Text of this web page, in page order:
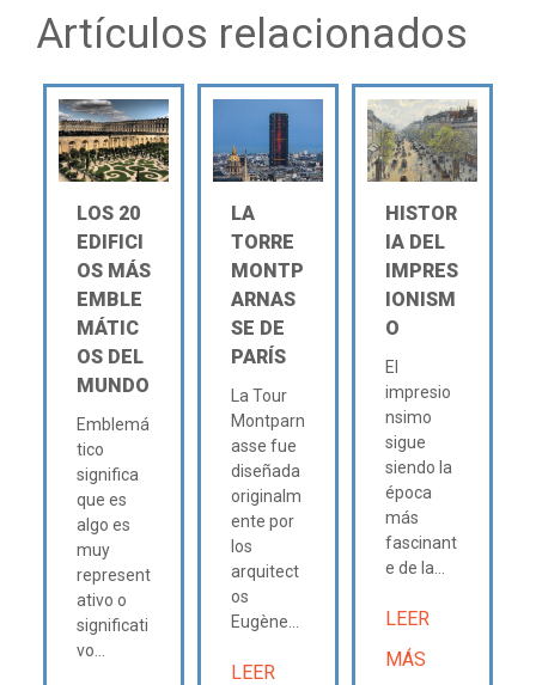
Artículos relacionados
LOS 20
EDIFICI
OS MÁS
EMBLE
MÁTIC
OS DEL
MUNDO
Emblemá
tico
significa
que es
algo es
muy
represent
ativo o
significati
vo...
LA
TORRE
MONTP
ARNAS
SE DE
PARÍS
La Tour
Montparn
asse fue
diseñada
originalm
ente por
los
arquitect
os
Eugène...
LEER
HISTOR
IA DEL
IMPRES
IONISM
O
El
impresio
nsimo
sigue
siendo la
época
más
fascinant
e de la...
LEER
MÁS